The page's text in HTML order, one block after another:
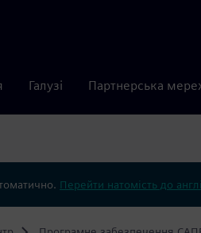
Галузі Партнерська
Перейти натомість до